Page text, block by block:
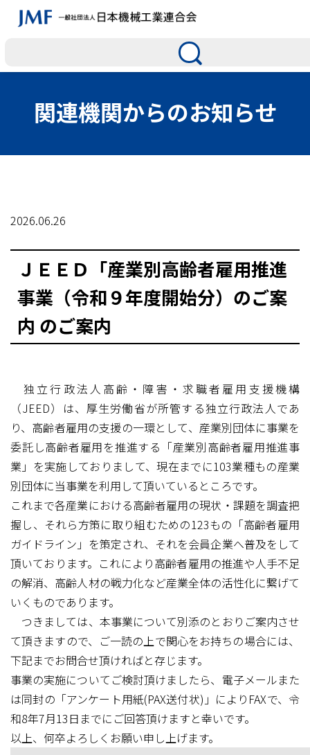
関連機関からのお知らせ
2026.06.26
ＪＥＥＤ「産業別高齢者雇用推進
事業（令和９年度開始分）のご案
内 のご案内
独立行政法人高齢・障害・求職者雇用支援機構
（JEED）は、厚生労働省が所管する独立行政法人であ
り、高齢者雇用の支援の一環として、産業別団体に事業を
委託し高齢者雇用を推進する「産業別高齢者雇用推進事
業」を実施しておりまして、現在までに103業種もの産業
別団体に当事業を利用して頂いているところです。
これまで各産業における高齢者雇用の現状・課題を調査把
握し、それら方策に取り組むための123もの「高齢者雇用
ガイドライン」を策定され、それを会員企業へ普及をして
頂いております。これにより高齢者雇用の推進や人手不足
の解消、高齢人材の戦力化など産業全体の活性化に繋げて
いくものであります。
つきましては、本事業について別添のとおりご案内させ
て頂きますので、ご一読の上で関心をお持ちの場合には、
下記までお問合せ頂ければと存じます。
事業の実施についてご検討頂けましたら、電子メールまた
は同封の「アンケート用紙(PAX送付状)」によりFAXで、令
和8年7月13日までにご回答頂けますと幸いです。
以上、何卒よろしくお願い申し上げます。